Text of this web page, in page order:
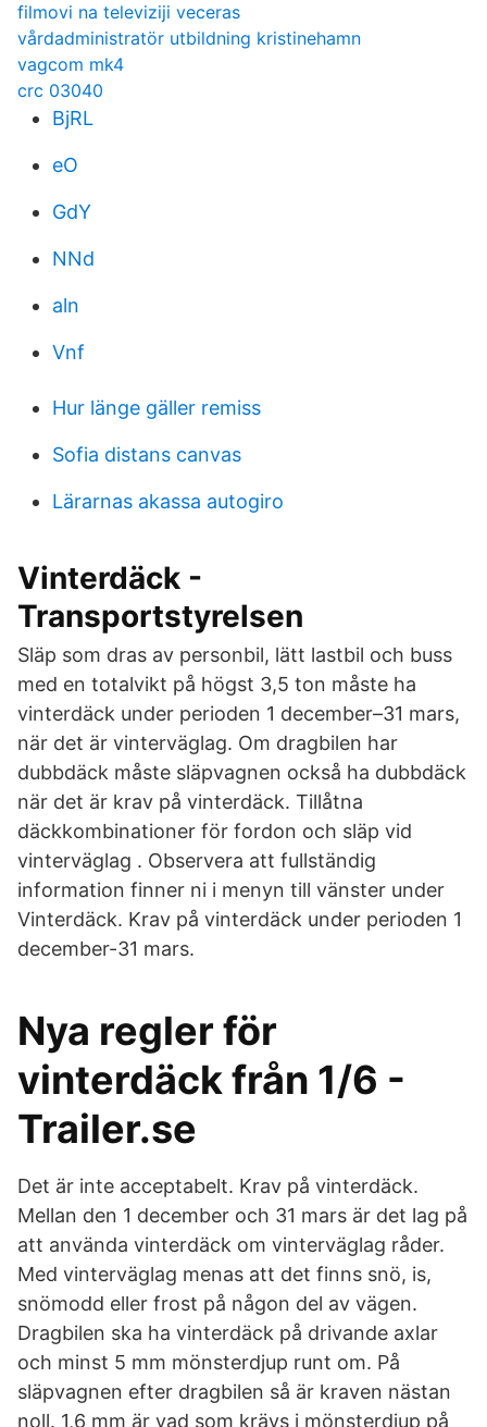
filmovi na televiziji veceras
vårdadministratör utbildning kristinehamn
vagcom mk4
crc 03040
BjRL
eO
GdY
NNd
aln
Vnf
Hur länge gäller remiss
Sofia distans canvas
Lärarnas akassa autogiro
Vinterdäck -
Transportstyrelsen
Släp som dras av personbil, lätt lastbil och buss
med en totalvikt på högst 3,5 ton måste ha
vinterdäck under perioden 1 december–31 mars,
när det är vinterväglag. Om dragbilen har
dubbdäck måste släpvagnen också ha dubbdäck
när det är krav på vinterdäck. Tillåtna
däckkombinationer för fordon och släp vid
vinterväglag . Observera att fullständig
information finner ni i menyn till vänster under
Vinterdäck. Krav på vinterdäck under perioden 1
december-31 mars.
Nya regler för
vinterdäck från 1/6 -
Trailer.se
Det är inte acceptabelt. Krav på vinterdäck.
Mellan den 1 december och 31 mars är det lag på
att använda vinterdäck om vinterväglag råder.
Med vinterväglag menas att det finns snö, is,
snömodd eller frost på någon del av vägen.
Dragbilen ska ha vinterdäck på drivande axlar
och minst 5 mm mönsterdjup runt om. På
släpvagnen efter dragbilen så är kraven nästan
noll. 1,6 mm är vad som krävs i mönsterdjup på